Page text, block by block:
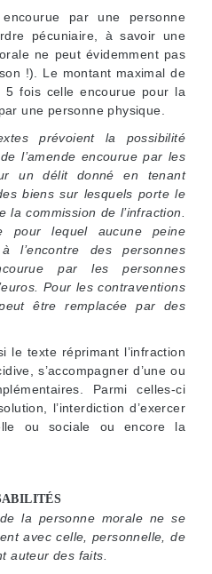
par une personne
pécuniaire, à savoir une
ne peut évidemment pas
!). Le montant maximal de
fois celle encourue pour la
une personne physique.
prévoient la possibilité
l’amende encourue par les
un délit donné en tenant
biens sur lesquels porte le
commission de l’infraction.
pour lequel aucune peine
l’encontre des personnes
par les personnes
Pour les contraventions
être remplacée par des
le texte réprimant l’infraction
s’accompagner d’une ou
Parmi celles-ci
l’interdiction d’exercer
ou sociale ou encore la
la personne morale ne se
avec celle, personnelle, de
auteur des faits.